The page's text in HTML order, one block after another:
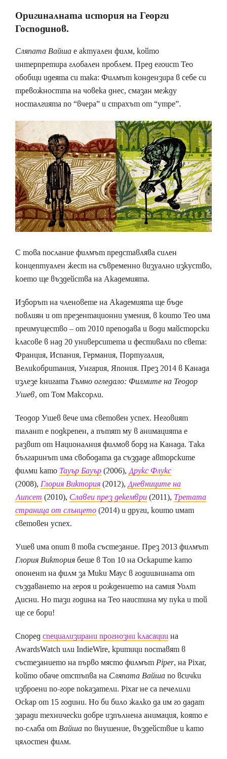
Оригиналната история на Георги
Господинов.
Сляпата Вайшае актуален филм, който
интерпретира глобален проблем. Пред егоист Тео
обобщи идеята си така: Филмът кондензира в себе си
тревожността на човека днес, смазан между
носталгията по “вчера” и страхът от “утре”.
С това послание филмът представлява силен
концептуален жест на съвременно визуално изкуство,
което ще въздейства на Академията.
Изборът на членовете на Академията ще бъде
повлиян и от презентационни умения, в които Тео има
преимущество – от 2010 преподава и води майсторски
класове в над 20 университета и фестивали по света:
Франция, Испания, Германия, Португалия,
Великобритания, Унгария, Япония. През 2014 в Канада
излезе книгата Тъмно огледало: Филмите на Теодор
Ушев, от Том Максорли.
Теодор Ушев вече има световен успех. Неговият
талант е подкрепен, а пътят му в анимацията е
развит от Националния филмов борд на Канада. Така
българинът има свободата да създаде авторските
филми като Тауър Бауър(2006), Друкс Флукс
(2008), Глория Виктория(2012), Дневниците на
Липсет (2010), Славеи през декември(2011), Третата
страница от слънцето(2014) и други, които имат
световен успех.
Ушев има опит в това състезание. През 2013 филмът
Глория Викториябеше в Топ 10 на Оскарите като
опонент на филм за Мики Маус в годишнината от
създаването на героя и рождението на самия Уолт
Дисни. Но тази година на Тео наистина му пука и той
ще се бори!
Според специализирани прогнозни класациина
AwardsWatch или IndieWire, критици поставят в
състезанието на първо място филмътPiper, на Pixar,
който обаче отстъпва на Сляпата Вайшапо всички
изброени по-горе показатели. Pixar не са печелили
Оскар от 15 години. Но би било жалко да им го дадат
заради технически добре изпълнена анимация, която е
по-слаба отВайшапо внушение, въздействие и като
цялостен филм.